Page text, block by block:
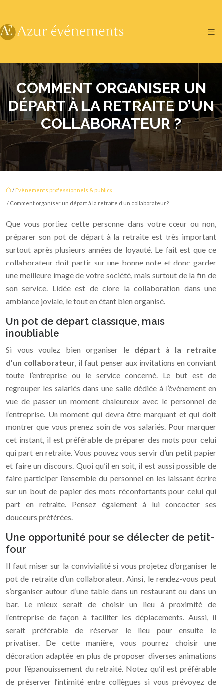
COMMENT ORGANISER UN
DÉPART À LA RETRAITE D’UN
COLLABORATEUR ?
/ Evènements professionnels & publics
/ Comment organiser un départ à la retraite d’un collaborateur ?
Que vous portiez cette personne dans votre cœur ou non,
préparer son pot de départ à la retraite est très important
surtout après plusieurs années de loyauté. Le fait est que ce
collaborateur doit partir sur une bonne note et donc garder
une meilleure image de votre société, mais surtout de la fin de
son service. L’idée est de clore la collaboration dans une
ambiance joviale, le tout en étant bien organisé.
Un pot de départ classique, mais
inoubliable
Si vous voulez bien organiser le départ à la retraite
d’un collaborateur, il faut penser aux invitations en conviant
toute l’entreprise ou le service concerné. Le but est de
regrouper les salariés dans une salle dédiée à l’événement en
vue de passer un moment chaleureux avec le personnel de
l’entreprise. Un moment qui devra être marquant et qui doit
montrer que vous prenez soin de vos salariés. Pour marquer
cet instant, il est préférable de préparer des mots pour celui
qui part en retraite. Vous pouvez vous servir d’un petit papier
et faire un discours. Quoi qu’il en soit, il est aussi possible de
faire participer l’ensemble du personnel en les laissant écrire
sur un bout de papier des mots réconfortants pour celui qui
part en retraite. Pensez également à lui concocter ses
douceurs préférées.
Une opportunité pour se délecter de petit-
four
Il faut miser sur la convivialité si vous projetez d’organiser le
pot de retraite d’un collaborateur. Ainsi, le rendez-vous peut
s’organiser autour d’une table dans un restaurant ou dans un
bar. Le mieux serait de choisir un lieu à proximité de
l’entreprise de façon à faciliter les déplacements. Aussi, il
serait préférable de réserver le lieu pour ensuite le
privatiser. De cette manière, vous pourrez choisir une
décoration adaptée en plus de proposer diverses animations
pour l’épanouissement du retraité. Notez qu’il est préférable
de préserver l’intimité entre collègues si vous prévoyez de